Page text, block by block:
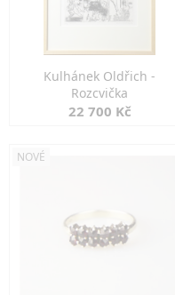
Kulhánek Oldřich -
Rozcvička
22 700 Kč
NOVÉ